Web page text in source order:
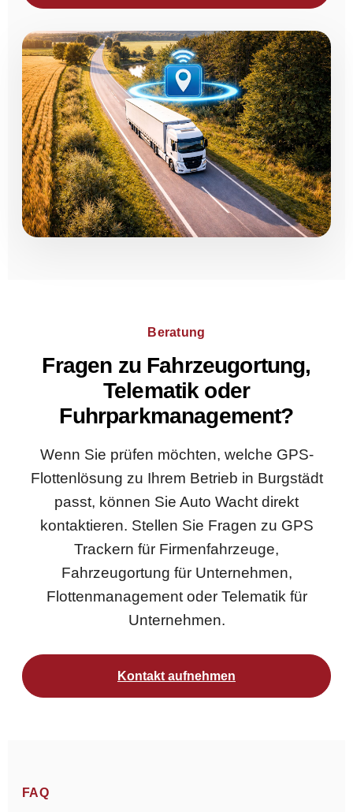
Beratung
Fragen zu Fahrzeugortung,
Telematik oder
Fuhrparkmanagement?
Wenn Sie prüfen möchten, welche GPS-
Flottenlösung zu Ihrem Betrieb in Burgstädt
passt, können Sie Auto Wacht direkt
kontaktieren. Stellen Sie Fragen zu GPS
Trackern für Firmenfahrzeuge,
Fahrzeugortung für Unternehmen,
Flottenmanagement oder Telematik für
Unternehmen.
Kontakt aufnehmen
FAQ